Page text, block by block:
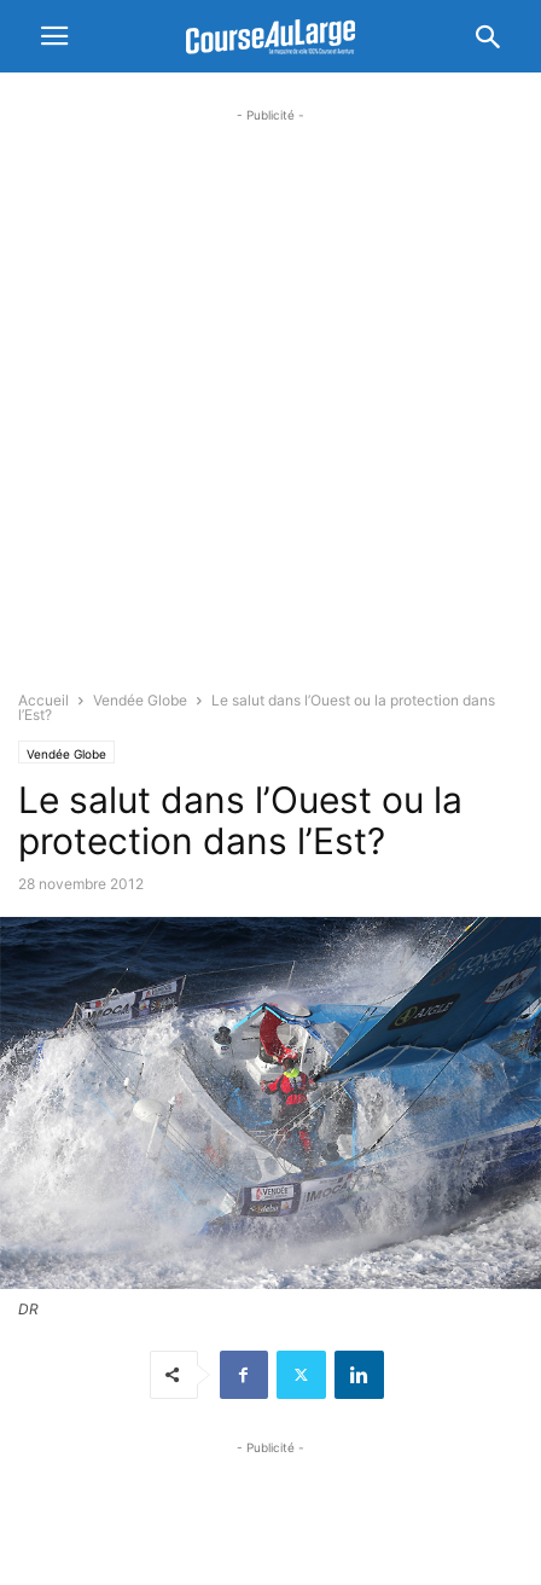
- Publicité -
Accueil Vendée Globe
Le salut dans l’Ouest ou la protection dans
l’Est?
Vendée Globe
Le salut dans l’Ouest ou la
protection dans l’Est?
28 novembre 2012
DR
- Publicité -